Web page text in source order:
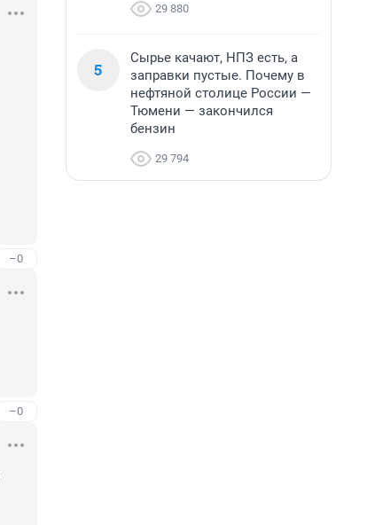
–0
–0
29 880
5
Сырье качают, НПЗ есть, а
заправки пустые. Почему в
нефтяной столице России —
Тюмени — закончился
бензин
29 794